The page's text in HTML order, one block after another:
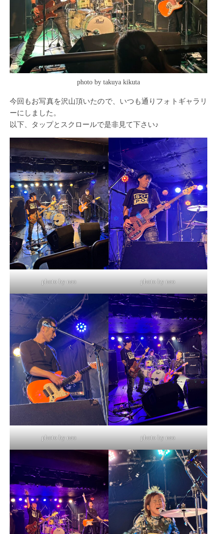
photo by takuya kikuta
今回もお写真を沢山頂いたので、いつも通りフォトギャラリ
ーにしました。
以下、タップとスクロールで是非見て下さい♪
photo by nao photo by nao
photo by nao photo by nao